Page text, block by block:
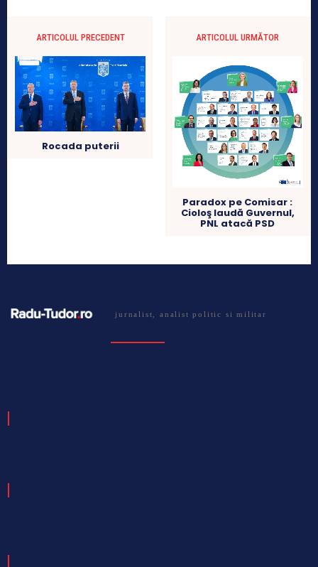
ARTICOLUL PRECEDENT
Rocada puterii
ARTICOLUL URMĂTOR
Paradox pe Comisar :
Cioloş laudă Guvernul,
PNL atacă PSD
jurnalist, analist politic si militar